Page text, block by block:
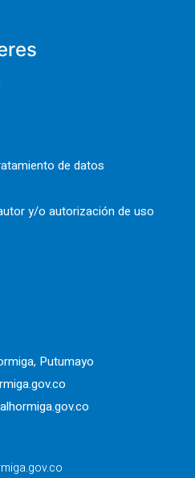
de datos
y/o autorización de uso
Putumayo